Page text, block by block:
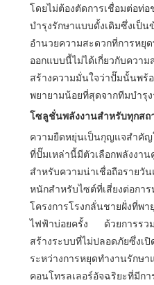
โดยไม่ต้องตัดการเชื่อมต่อ
บำรุงรักษาแบบดั้งเดิมซึ่งเป็
อำนวยความสะดวกที่การหยุ
ออกแบบนี้ไม่ได้เกี่ยวกับคว
สร้างความมั่นใจว่าปั๊มนั้นพร้
พยายามน้อยที่สุดจากทีมบำรุ
โซลูชั่นพลังงานสำหรับทุกส
ความยืดหยุ่นเป็นกุญแจสำคั
ที่ปั๊มเหล่านี้มีตัวเลือกพลัง
สำหรับความน่าเชื่อถือรายวั
หนักสำหรับไซต์ที่เสี่ยงต่อกา
โครงการโรงกลั่นชายฝั่งที่พา
ไฟฟ้าบ่อยครั้ง ด้วยการรวม
สร้างระบบที่ไม่ปลอดภัยซึ่งเ
ระหว่างการหยุดทำงานรักษ
คอนโทรลเลอร์อัจฉริยะที่มีก